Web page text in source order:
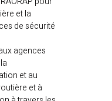
et la
de sécurité
agences
et au
et à